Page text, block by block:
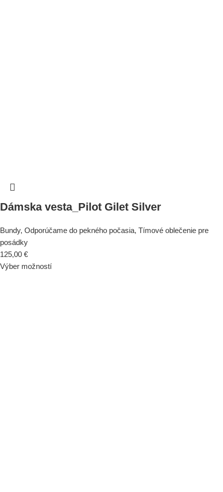
Dámska vesta_Pilot Gilet Silver
Bundy, Odporúčame do pekného počasia, Tímové oblečenie pre
posádky
125,00 €
Výber možností